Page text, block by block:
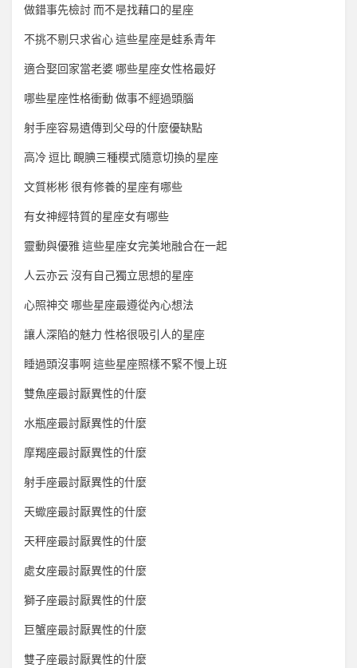
做錯事先檢討 而不是找藉口的星座
不挑不剔只求省心 這些星座是蛙系青年
適合娶回家當老婆 哪些星座女性格最好
哪些星座性格衝動 做事不經過頭腦
射手座容易遺傳到父母的什麼優缺點
高冷 逗比 靦腆三種模式隨意切換的星座
文質彬彬 很有修養的星座有哪些
有女神經特質的星座女有哪些
靈動與優雅 這些星座女完美地融合在一起
人云亦云 沒有自己獨立思想的星座
心照神交 哪些星座最遵從內心想法
讓人深陷的魅力 性格很吸引人的星座
睡過頭沒事啊 這些星座照樣不緊不慢上班
雙魚座最討厭異性的什麼
水瓶座最討厭異性的什麼
摩羯座最討厭異性的什麼
射手座最討厭異性的什麼
天蠍座最討厭異性的什麼
天秤座最討厭異性的什麼
處女座最討厭異性的什麼
獅子座最討厭異性的什麼
巨蟹座最討厭異性的什麼
雙子座最討厭異性的什麼